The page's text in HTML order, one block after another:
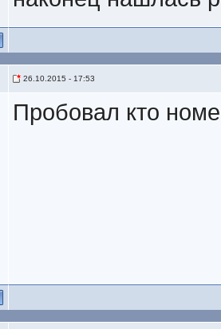
26.10.2015 - 17:53
Пробовал кто